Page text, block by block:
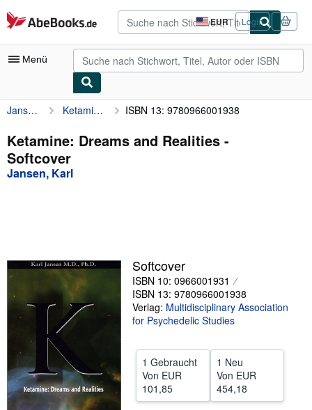
Zum Hauptinhalt
AbeBooks.de EUR
Seite
der
Einkaufseinstellungen.
Login
Menü
Nutzerkonto
Meine Bestellungen
Detailsuche
Verkäufer
Verkäufer werden
Hilfe
SCHLIESSEN
Jansen, Karl Ketamine: Dreams and Realities ISBN 13: 9780966001938
Ketamine: Dreams and Realities -
Softcover
Jansen, Karl
Softcover
ISBN 10: 0966001931
ISBN 13: 9780966001938
Verlag: Multidisciplinary Association
for Psychedelic Studies
1 Gebraucht
Von EUR
101,85
1 Neu
Von EUR
454,18